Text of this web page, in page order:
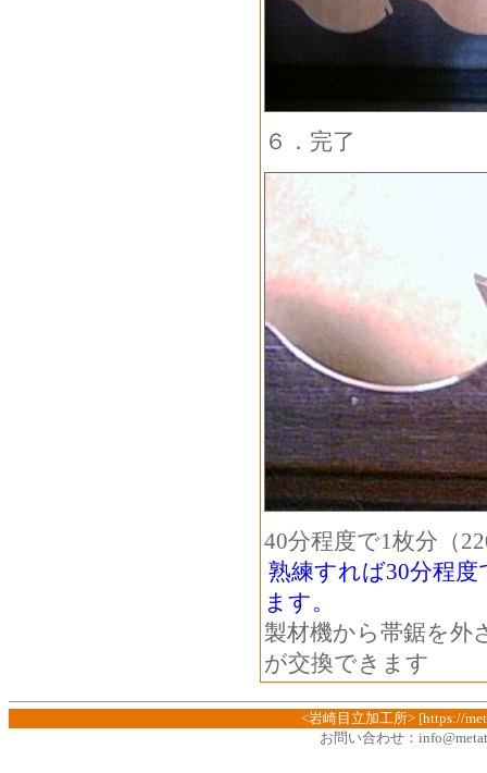
６．完了
40分程度で1枚分（
熟練すれば30分程
ます。
製材機から帯鋸を外
が交換できます
<岩崎目立加工所> [https://
お問い合わせ：